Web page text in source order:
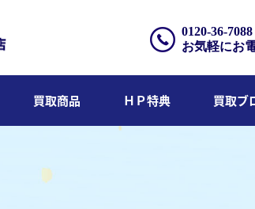
0120-36-7088
お気軽にお
買取商品 ＨＰ特典 買取ブ